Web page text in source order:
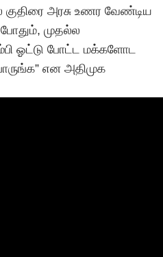
அரசு உணர வேண்டிய
போதும், முதல்ல
ஓட்டு போட்ட மக்களோட
என அதிமுக